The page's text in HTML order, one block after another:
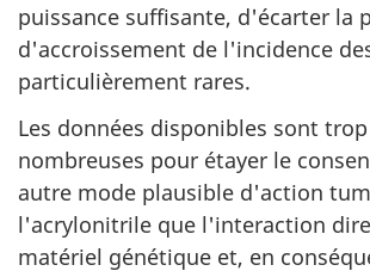
puissance suffisante, d'écarter la
d'accroissement de l'incidence
particulièrement rares.
Les données disponibles sont
nombreuses pour étayer le
autre mode plausible d'action
l'acrylonitrile que l'interaction
matériel génétique et, en